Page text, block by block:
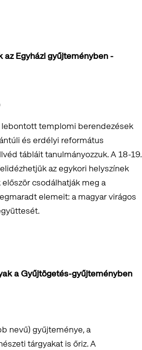
Egyházi gyűjteményben -
templomi berendezések
és erdélyi református
tábláit tanulmányozzuk. A 18-19.
az egykori helyszínek
csodálhatják meg a
elemeit: a magyar virágos
a Gyűjtögetés-gyűjteményben
nevű) gyűjteménye, a
tárgyakat is őriz. A